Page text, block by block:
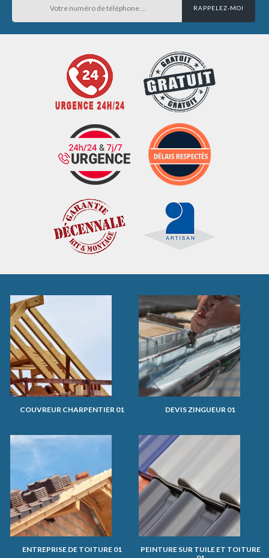
COUVREUR CHARPENTIER 01 DEVIS ZINGUEUR 01
ENTREPRISE DE TOITURE 01
PEINTURE SUR TUILE ET TOITURE